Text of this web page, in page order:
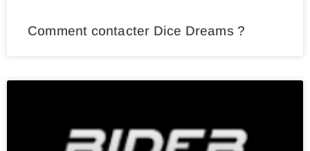
Comment contacter Dice Dreams ?